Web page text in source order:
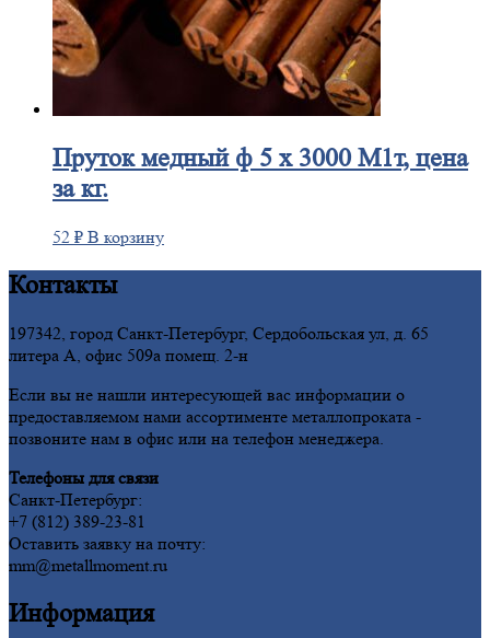
Прутокмедный ф 5 х 3000 М1т, цена
за кг.
52 ₽ В корзину
Контакты
197342, город Санкт-Петербург, Сердобольская ул, д. 65
литера А, офис 509а помещ. 2-н
Если вы не нашли интересующей вас информации о
предоставляемом нами ассортименте металлопроката -
позвоните нам в офис или на телефон менеджера.
Телефоны для связи
Санкт-Петербург:
+7 (812) 389-23-81
Оставить заявку на почту:
mm@metallmoment.ru
Информация